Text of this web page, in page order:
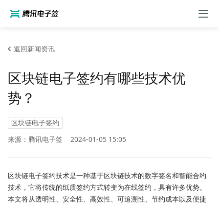
返回新闻资讯
区块链电子签约有哪些技术优
势？
区块链电子签约
来源：腾讯电子签
2024-01-05 15:05
区块链电子签约技术是一种基于区块链技术的数字签名和智能合约
技术，它将传统的纸质签约方式转变为在线签约，具有许多优势。
本文将从透明性、安全性、高效性、可追溯性、节约成本以及便捷